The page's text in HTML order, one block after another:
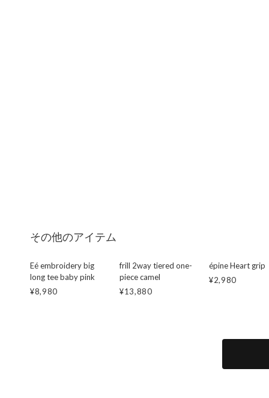
その他のアイテム
Eé embroidery big
long tee baby pink
¥8,980
frill 2way tiered one-
piece camel
¥13,880
épine Heart grip
¥2,980